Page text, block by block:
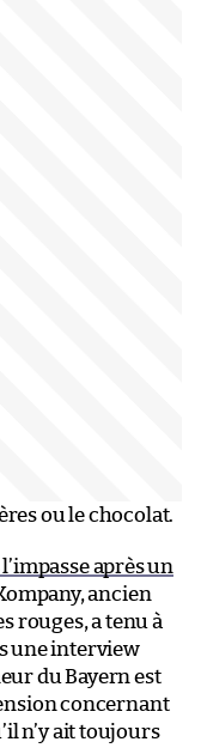
ou le chocolat.
après un
ancien
rouges, a tenu à
une interview
du Bayern est
concernant
n’y ait toujours